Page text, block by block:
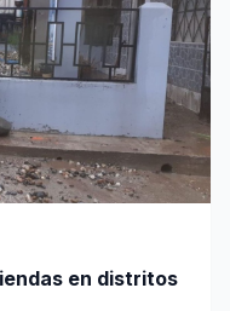
en distritos